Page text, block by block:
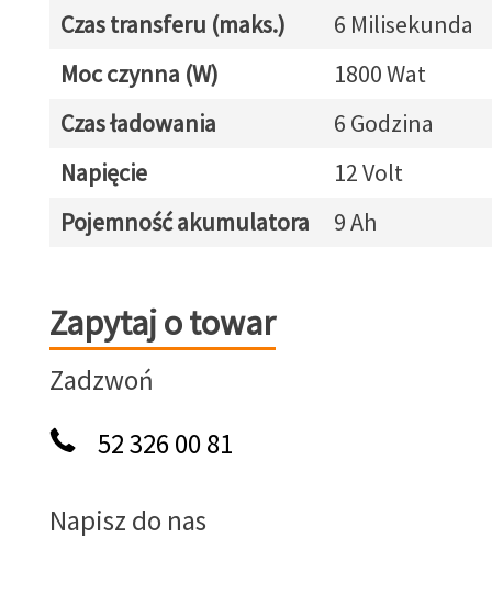
Czas transferu (maks.)
6 Milisekunda
Moc czynna (W)
1800 Wat
Czas ładowania
6 Godzina
Napięcie
12 Volt
Pojemność akumulatora
9 Ah
Zapytaj o towar
Zapytaj o towar
Zadzwoń
52 326 00 81
Napisz do nas